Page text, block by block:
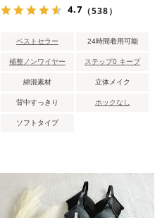
4.7 （538）
ベストセラー 24時間着用可能
補整ノンワイヤー ステップ0 キープ
綿混素材 立体メイク
背中すっきり ホックなし
ソフトタイプ